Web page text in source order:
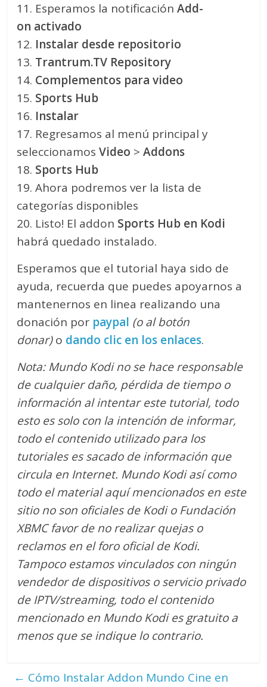
11. Esperamos la notificaciónAdd-
on activado
12. Instalar desde repositorio
13. Trantrum.TV Repository
14. Complementos para video
15. Sports Hub
16. Instalar
17. Regresamos al menú principal y
seleccionamosVideo >Addons
18. Sports Hub
19. Ahora podremos ver la lista de
categorías disponibles
20. Listo! El addon Sports Hub en Kodi
habrá quedado instalado.
Esperamos que el tutorial haya sido de
ayuda, recuerda que puedes apoyarnos a
mantenernos en linea realizando una
donación por paypal (o al botón
donar)o dando clic en los enlaces.
Nota: Mundo Kodi no se hace responsable
de cualquier daño, pérdida de tiempo o
información al intentar este tutorial, todo
esto es solo con la intención de informar,
todo el contenido utilizado para los
tutoriales es sacado de información que
circula en Internet. Mundo Kodi así como
todo el material aquí mencionados en este
sitio no son oficiales de Kodi o Fundación
XBMC favor de no realizar quejas o
reclamos en el foro oficial de Kodi.
Tampoco estamos vinculados con ningún
vendedor de dispositivos o servicio privado
de IPTV/streaming, todo el contenido
mencionado en Mundo Kodi es gratuito a
menos que se indique lo contrario.
← Cómo Instalar Addon Mundo Cine en